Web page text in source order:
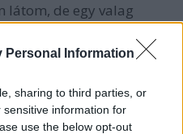
Personal Information
sharing to third parties, or
information for
use the below opt-out
látom, de egy valag
300 Mb/s melett azért
is, ami a garantált
érték 5-10%-a
alatta, de a hálózat
mennyi a letöltési